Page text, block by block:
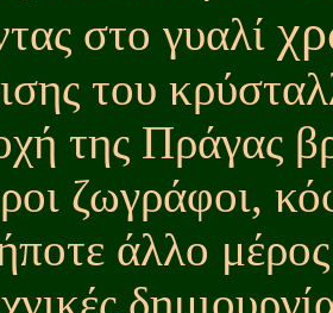
στο γυαλί
του
της Πράγας
ζωγράφοι,
άλλο